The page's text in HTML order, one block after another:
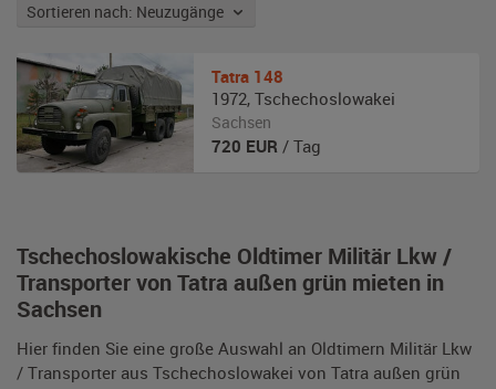
Sortieren nach: Neuzugänge
Tschechoslowakische Oldtimer Militär Lkw /
Transporter von Tatra außen grün mieten in
Sachsen
Hier finden Sie eine große Auswahl an Oldtimern Militär Lkw
/ Transporter aus Tschechoslowakei von Tatra außen grün
Tatra 148
1972, Tschechoslowakei
Sachsen
720 EUR / Tag